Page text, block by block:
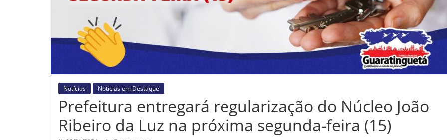
Notícias Notícias em Destaque
Prefeitura entregará regularização do Núcleo João
Ribeiro da Luz na próxima segunda-feira (15)